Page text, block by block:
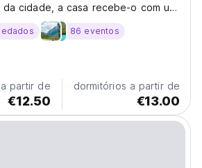
cidade, a casa recebe-o com um
de árvores e flores com um bar
no nosso belo quintal e desfrutar
86 eventos
partir de
€12.50
dormitórios a partir de
€13.00